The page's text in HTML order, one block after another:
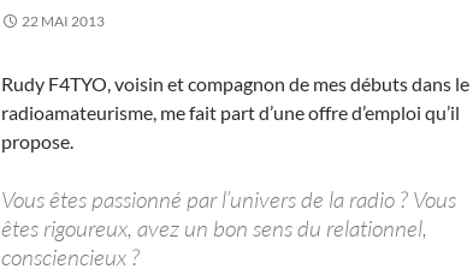
22 MAI 2013
Rudy F4TYO, voisin et compagnon de mes débuts dans le
radioamateurisme, me fait part d’une offre d’emploi qu’il
propose.
Vous êtes passionné par l’univers de la radio ? Vous
êtes rigoureux, avez un bon sens du relationnel,
consciencieux ?